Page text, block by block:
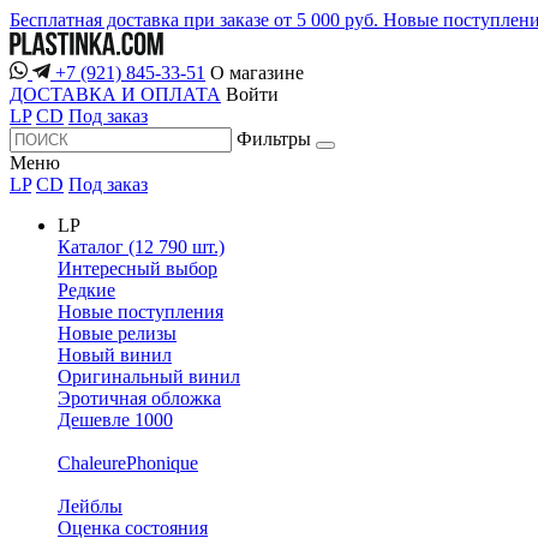
Бесплатная доставка при заказе от 5 000 руб. Новые
+7 (921) 845-33-51 О магазине
ДОСТАВКА И ОПЛАТА Войти
LP CD Под заказ
Фильтры
Меню
LP CD Под заказ
LP
Каталог (12 790 шт.)
Интересный выбор
Редкие
Новые поступления
Новые релизы
Новый винил
Оригинальный винил
Эротичная обложка
Дешевле 1000
ChaleurePhonique
Лейблы
Оценка состояния